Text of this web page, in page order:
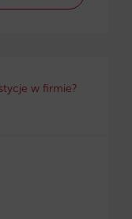
w firmie?